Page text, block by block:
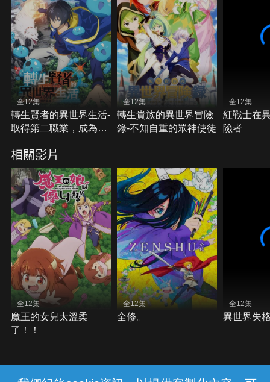
全12集
轉生賢者的異世界生活-
取得第二職業，成為世
全12集
轉生貴族的異世界冒險
錄-不知自重的眾神使徒
全12集
紅戰士在
險者
相關影片
全12集
魔王的女兒太溫柔
了！！
全12集
全修。
全12集
異世界失